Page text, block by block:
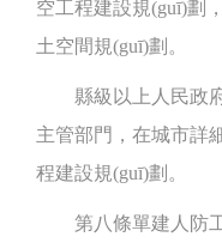
空工程建設規(guī)劃
土空間規(guī)劃。
縣級以上人民政府
主管部門，在城市詳
程建設規(guī)劃。
第八條單建人防工程